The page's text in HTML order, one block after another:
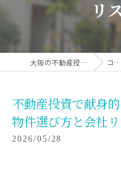
リ
大阪の不動産投資なら株式会社LIFE. コラム
不動産投資で献身
物件選び方と会社
2026/05/28